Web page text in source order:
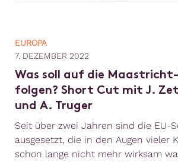
EUROPA
7. DEZEMBER 2022
Was soll auf die
folgen? Short Cut mit J.
und A. Truger
Seit über zwei Jahren sind die EU-
ausgesetzt, die in den Augen vieler
schon lange nicht mehr wirksam